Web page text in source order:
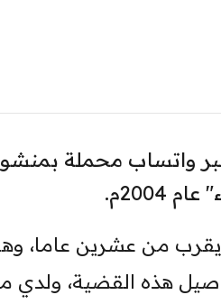
واتساب محملة
يقرب من عشرين عاما،
هذه القضية، ولدي